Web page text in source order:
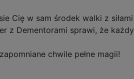
Cię w sam środek walki z siłami
z Dementorami sprawi, że każdy
chwile pełne magii!